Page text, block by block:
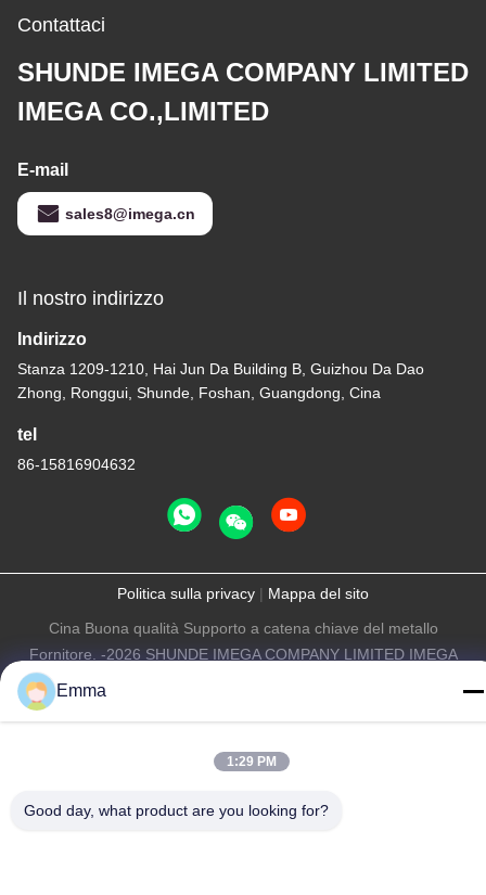
Contattaci
SHUNDE IMEGA COMPANY LIMITED
IMEGA CO.,LIMITED
E-mail
sales8@imega.cn
Il nostro indirizzo
Indirizzo
Stanza 1209-1210, Hai Jun Da Building B, Guizhou Da Dao
Zhong, Ronggui, Shunde, Foshan, Guangdong, Cina
tel
86-15816904632
Politica sulla privacy | Mappa del sito
Cina Buona qualità Supporto a catena chiave del metallo
Fornitore. -2026 SHUNDE IMEGA COMPANY LIMITED IMEGA
Emma
1:29 PM
Good day, what product are you looking for?